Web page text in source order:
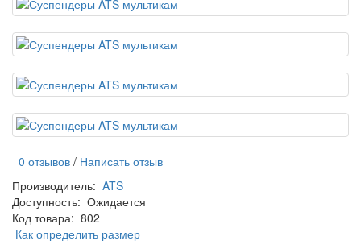
0 отзывов / Написать отзыв
Производитель: ATS
Доступность: Ожидается
Код товара: 802
Как определить размер